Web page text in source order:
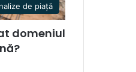
de piață
domeniul